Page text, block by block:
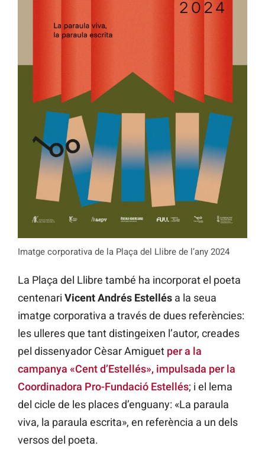
Imatge corporativa de la Plaça del Llibre de l’any 2024
La Plaça del Llibre també ha incorporat el poeta
centenari Vicent Andrés Estellés a la seua
imatge corporativa a través de dues referències:
les ulleres que tant distingeixen l’autor, creades
pel dissenyador Cèsar Amiguet per a la
campanya «Cent d’Estellés», impulsada per la
Coordinadora Pro-Fundació Estellés; i el lema
del cicle de les places d’enguany: «La paraula
viva, la paraula escrita», en referència a un dels
versos del poeta.